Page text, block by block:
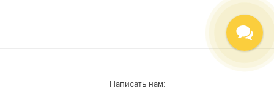
Написать нам: